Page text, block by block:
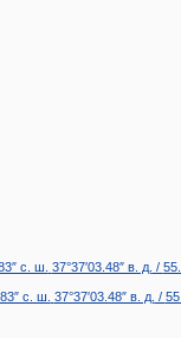
с. ш. 37°37′03.48″ в. д. /
с. ш. 37°37′03.48″ в. д. /